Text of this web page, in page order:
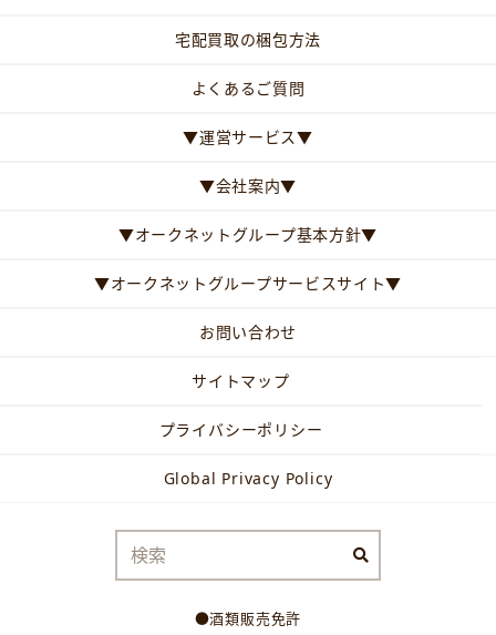
宅配買取の梱包方法
よくあるご質問
▼運営サービス▼
▼会社案内▼
▼オークネットグループ基本方針▼
▼オークネットグループサービスサイト▼
お問い合わせ
サイトマップ
プライバシーポリシー
Global Privacy Policy
●酒類販売免許